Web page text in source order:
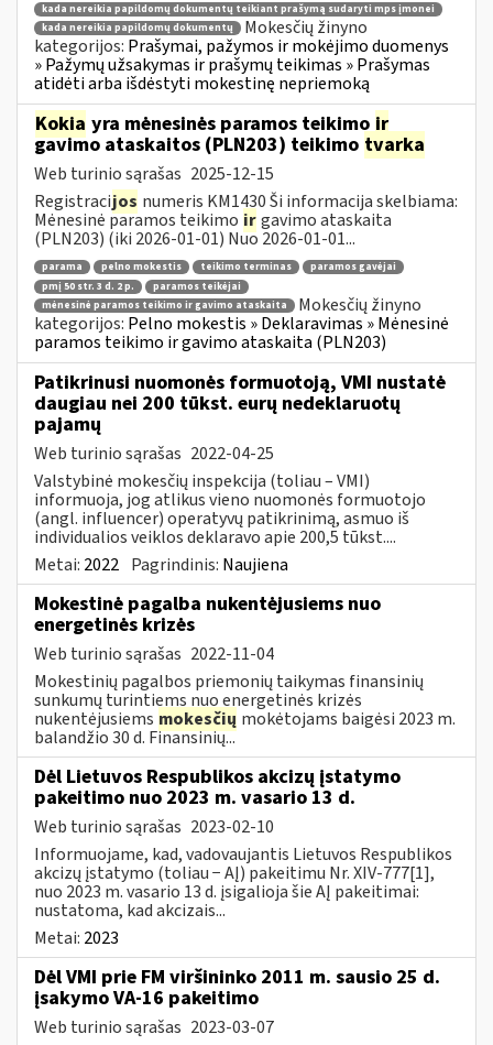
kada nereikia papildomų dokumentų teikiant prašymą sudaryti mps įmonei
kada nereikia papildomų dokumentų
Mokesčių žinyno
kategorijos: Prašymai, pažymos ir mokėjimo duomenys
» Pažymų užsakymas ir prašymų teikimas » Prašymas
atidėti arba išdėstyti mokestinę nepriemoką
Kokia yra mėnesinės paramos teikimo ir
gavimo ataskaitos (PLN203) teikimo tvarka
Web turinio sąrašas 2025-12-15
Registracijos numeris KM1430 Ši informacija skelbiama:
Mėnesinė paramos teikimo irgavimo ataskaita
(PLN203) (iki 2026-01-01) Nuo 2026-01-01...
parama pelno mokestis teikimo terminas
paramos gavėjai
pmį 50 str. 3 d. 2 p.
paramos teikėjai
mėnesinė paramos teikimo ir gavimo ataskaita
Mokesčių žinyno
kategorijos: Pelno mokestis » Deklaravimas » Mėnesinė
paramos teikimo ir gavimo ataskaita (PLN203)
Patikrinusi nuomonės formuotoją, VMI nustatė
daugiau nei 200 tūkst. eurų nedeklaruotų
pajamų
Web turinio sąrašas 2022-04-25
Valstybinė mokesčių inspekcija (toliau – VMI)
informuoja, jog atlikus vieno nuomonės formuotojo
(angl. influencer) operatyvų patikrinimą, asmuo iš
individualios veiklos deklaravo apie 200,5 tūkst....
Metai: 2022 Pagrindinis: Naujiena
Mokestinė pagalba nukentėjusiems nuo
energetinės krizės
Web turinio sąrašas 2022-11-04
Mokestinių pagalbos priemonių taikymas finansinių
sunkumų turintiems nuo energetinės krizės
nukentėjusiems mokesčių mokėtojams baigėsi 2023 m.
balandžio 30 d. Finansinių...
Dėl Lietuvos Respublikos akcizų įstatymo
pakeitimo nuo 2023 m. vasario 13 d.
Web turinio sąrašas 2023-02-10
Informuojame, kad, vadovaujantis Lietuvos Respublikos
akcizų įstatymo (toliau − AĮ) pakeitimu Nr. XIV-777[1],
nuo 2023 m. vasario 13 d. įsigalioja šie AĮ pakeitimai:
nustatoma, kad akcizais...
Metai: 2023
Dėl VMI prie FM viršininko 2011 m. sausio 25 d.
įsakymo VA-16 pakeitimo
Web turinio sąrašas 2023-03-07